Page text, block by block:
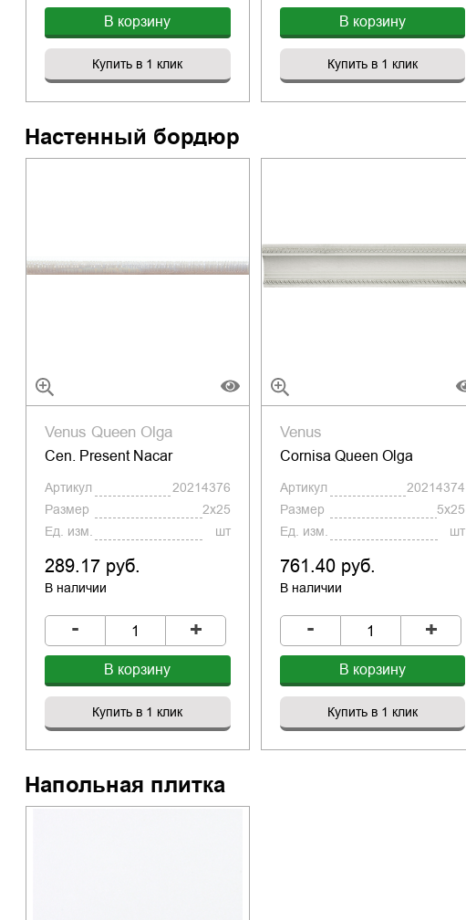
В корзину
Купить в 1 клик
В корзину
Купить в 1 клик
Настенный бордюр
Venus Queen Olga
Cen. Present Nacar
Артикул
20214376
Размер
2x25
Ед. изм.
шт
289.17 руб.
В наличии
- +
В корзину
Купить в 1 клик
Venus
Cornisa Queen Olga
Артикул
20214374
Размер
5x25
Ед. изм.
шт
761.40 руб.
В наличии
- +
В корзину
Купить в 1 клик
Напольная плитка